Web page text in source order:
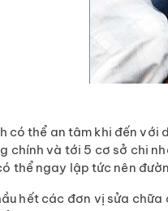
có thể an tâm khi đến với
chính và tới 5 cơ sở chi
thể ngay lập tức nên
hết các đơn vị sửa